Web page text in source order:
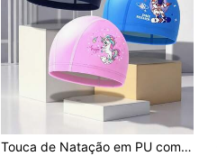
Touca de Natação em PU com Design de Unicórnio Astronauta e Padrões Múltiplos, Impermeável - Adequada para Natação, Mergulho e Atividades de Praia. Perfeita como Essencial de Praia, Acessório de Praia e Equipamento de Flutuação para Piscina.